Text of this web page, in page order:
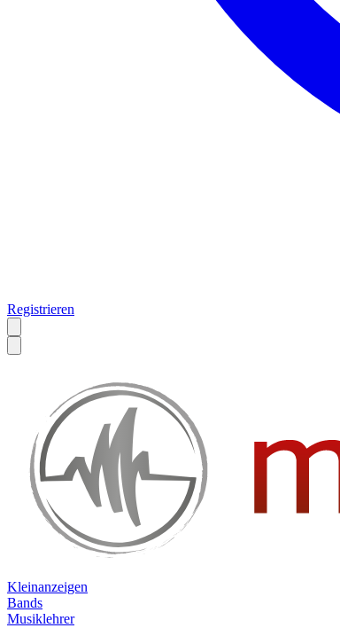
Registrieren
Kleinanzeigen
Bands
Musiklehrer